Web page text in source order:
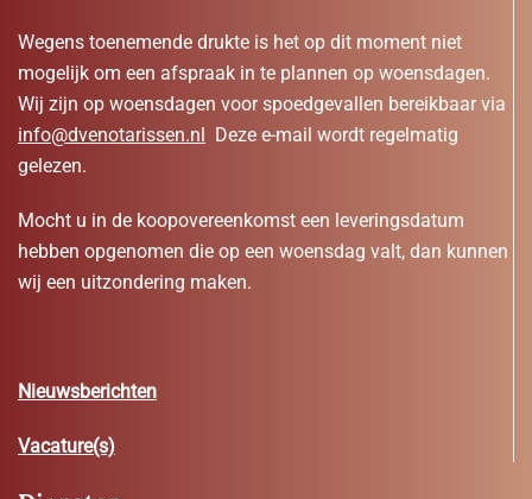
Wegens toenemende drukte is het op dit moment niet
mogelijk om een afspraak in te plannen op woensdagen.
Wij zijn op woensdagen voor spoedgevallen bereikbaar via
info@dvenotarissen.nl Deze e-mail wordt regelmatig
gelezen.
Mocht u in de koopovereenkomst een leveringsdatum
hebben opgenomen die op een woensdag valt, dan kunnen
wij een uitzondering maken.
Nieuwsberichten
Vacature(s)